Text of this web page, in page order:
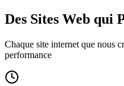
Des Sites Web qui
Chaque site internet que nous
performance